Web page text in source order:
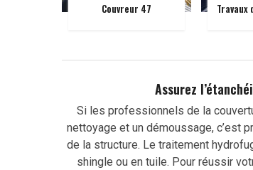
Couvreur 47 Travaux
Assurez
Si les professionnels de la
nettoyage et un démoussage, c’est
de la structure. Le traitement
shingle ou en tuile. Pour réussir